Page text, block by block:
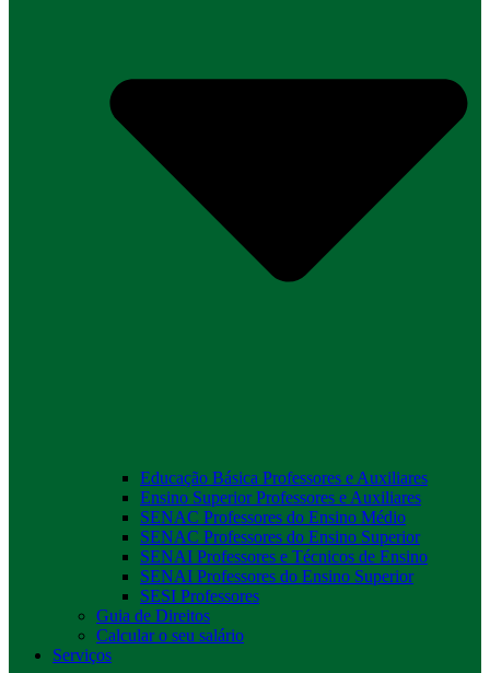
Educação Básica Professores e Auxiliares
Ensino Superior Professores e Auxiliares
SENAC Professores do Ensino Médio
SENAC Professores do Ensino Superior
SENAI Professores e Técnicos de Ensino
SENAI Professores do Ensino Superior
SESI Professores
Guia de Direitos
Calcular o seu salário
Serviços